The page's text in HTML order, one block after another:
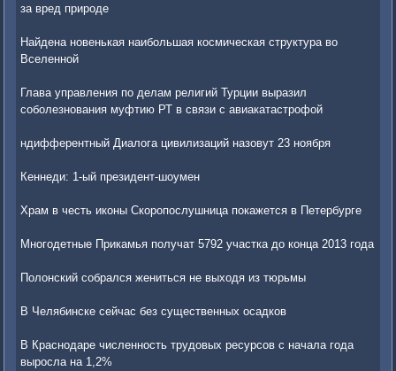
за вред природе
Найдена новенькая наибольшая космическая структура во
Вселенной
Глава управления по делам религий Турции выразил
соболезнования муфтию РТ в связи с авиакатастрофой
ндифферентный Диалога цивилизаций назовут 23 ноября
Кеннеди: 1-ый президент-шоумен
Храм в честь иконы Скоропослушница покажется в Петербурге
Многодетные Прикамья получат 5792 участка до конца 2013 года
Полонский собрался жениться не выходя из тюрьмы
В Челябинске сейчас без существенных осадков
В Краснодаре численность трудовых ресурсов с начала года
выросла на 1,2%